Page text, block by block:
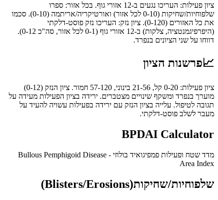
ציון פעילות: העריכו נגעים ב-12 אזורי גוף. בכל אזור: ספרו
שלפוחיות/שחיקות (0-10 לכל אזור) ואורטיקריה/אריתמה (0-10). סכמו
את כל האזורים (0-120). ציון נזק: העריכו נזק פוסט-דלקתי
(היפרפיגמנטציה, צלקות) ב-12 אזורי גוף (0-1 לכל אזור, סה"כ 0-12).
דווחו על שני הציונים בנפרד.
📈פרשנות הציון
ציון פעילות: 0-20 קל, 21-56 בינוני, 57-120 חמור. ציון הנזק (0-12)
מוערך בנפרד ומשקף שינויים מצטברים. ירידה בציון הפעילות מעידה על
תגובה לטיפול. עלייה בציון הנזק עם ירידה בפעילות עשויה להעיד על
מעבר לשלב פוסט-דלקתי.
BPDAI Calculator
מדד שטח ופעילות פמפיגואיד בולוזי - Bullous Pemphigoid Disease
Area Index
שלפוחיות/שחיקות(Blisters/Erosions)